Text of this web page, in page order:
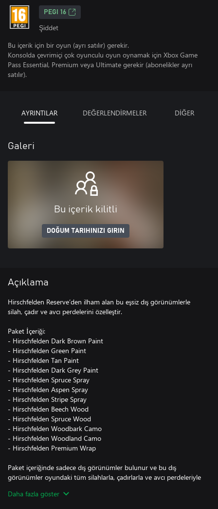
PEGI 16
Şiddet
Bu içerik için bir oyun (ayrı satılır) gerekir.
Konsolda çevrimiçi çok oyunculu oyun oynamak için Xbox Game
Pass Essential, Premium veya Ultimate gerekir (abonelikler ayrı
satılır).
AYRINTILAR DEĞERLENDİRMELER DİĞER
Galeri
Bu içerik kilitli
DOĞUM TARIHINIZI GIRIN
Açıklama
Hirschfelden Reserve’den ilham alan bu eşsiz dış görünümlerle
silah, çadır ve avcı perdelerini özelleştir.
Paket İçeriği:
- Hirschfelden Dark Brown Paint
- Hirschfelden Green Paint
- Hirschfelden Tan Paint
- Hirschfelden Dark Grey Paint
- Hirschfelden Spruce Spray
- Hirschfelden Aspen Spray
- Hirschfelden Stripe Spray
- Hirschfelden Beech Wood
- Hirschfelden Spruce Wood
- Hirschfelden Woodbark Camo
- Hirschfelden Woodland Camo
- Hirschfelden Premium Wrap
Paket içeriğinde sadece dış görünümler bulunur ve bu dış
görünümler oyundaki tüm silahlarla, çadırlarla ve avcı perdeleriyle
ücretsiz olarak ön izleyebilirsin.
Daha fazla göster